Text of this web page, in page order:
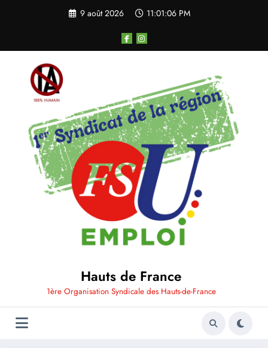
9 août 2026 11:01:06 PM
Hauts de France
1ère Organisation Syndicale des Hauts-de-France